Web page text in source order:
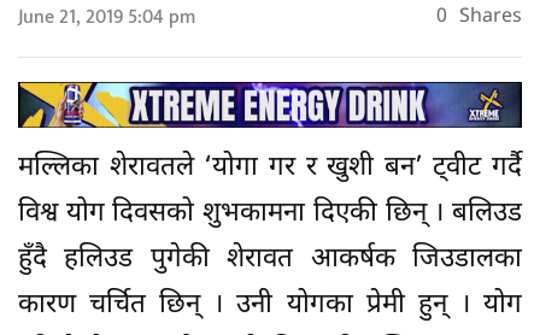
June 21, 2019 5:04 pm 0 Shares
मल्लिका शेरावतले ‘योगा गर र खुशी बन’ ट्वीट गर्दै
विश्व योग दिवसको शुभकामना दिएकी छिन् । बलिउड
हुँदै हलिउड पुगेकी शेरावत आकर्षक जिउडालका
कारण चर्चित छिन् । उनी योगका प्रेमी हुन् । योग